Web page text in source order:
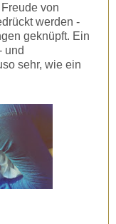
von
werden -
geknüpft. Ein
und
sehr, wie ein